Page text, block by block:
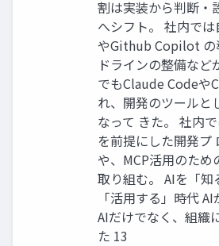
割は実装から判断・
へシフト。 社内で
やGithub Copilot の
ドラインの整備など
でもClaude Codeや
れ、開発のツールと
なって きた。 社内
を前提にした開発プ
や、MCP活⽤のため
取り組む。 AIを「知
「活⽤する」時代
AIだけでなく、組織
た 13